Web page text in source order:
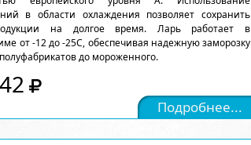
в области охлаждения позволяет сохранить
на долгое время. Ларь работает в
от -12 до -25С, обеспечивая надежную заморозку
до мороженного.
Подробнее...